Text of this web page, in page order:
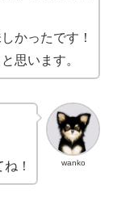
かったです！
思います。
wanko
！